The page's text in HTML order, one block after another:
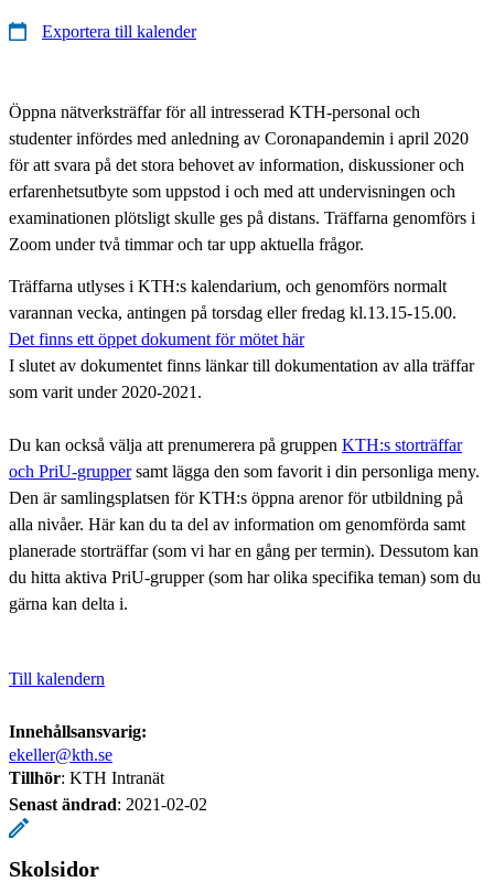
Exportera till kalender
Öppna nätverksträffar för all intresserad KTH-personal och
studenter infördes med anledning av Coronapandemin i april 2020
för att svara på det stora behovet av information, diskussioner och
erfarenhetsutbyte som uppstod i och med att undervisningen och
examinationen plötsligt skulle ges på distans. Träffarna genomförs i
Zoom under två timmar och tar upp aktuella frågor.
Träffarna utlyses i KTH:s kalendarium, och genomförs normalt
varannan vecka, antingen på torsdag eller fredag kl.13.15-15.00.
Det finns ett öppet dokument för mötet här
I slutet av dokumentet finns länkar till dokumentation av alla träffar
som varit under 2020-2021.
Du kan också välja att prenumerera på gruppen KTH:s storträffar
och PriU-gruppersamt lägga den som favorit i din personliga meny.
Den är samlingsplatsen för KTH:s öppna arenor för utbildning på
alla nivåer. Här kan du ta del av information om genomförda samt
planerade storträffar (som vi har en gång per termin). Dessutom kan
du hitta aktiva PriU-grupper (som har olika specifika teman) som du
gärna kan delta i.
Till kalendern
Innehållsansvarig:
ekeller@kth.se
Tillhör: KTH Intranät
Senast ändrad: 2021-02-02
Skolsidor